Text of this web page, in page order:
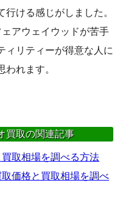
ける感じがしました。
アウェイウッドが苦手
ィリティーが得意な人に
れます。
買取の関連記事
取相場を調べる方法
価格と買取相場を調べ